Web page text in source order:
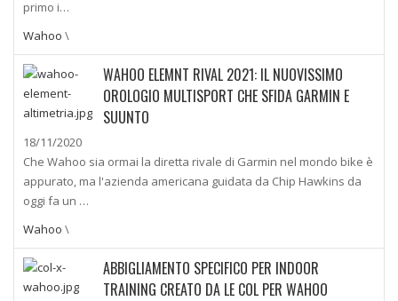
primo i…
Wahoo \
WAHOO ELEMNT RIVAL 2021: IL NUOVISSIMO
OROLOGIO MULTISPORT CHE SFIDA GARMIN E
SUUNTO
18/11/2020
Che Wahoo sia ormai la diretta rivale di Garmin nel mondo bike è
appurato, ma l'azienda americana guidata da Chip Hawkins da
oggi fa un …
Wahoo \
ABBIGLIAMENTO SPECIFICO PER INDOOR
TRAINING CREATO DA LE COL PER WAHOO